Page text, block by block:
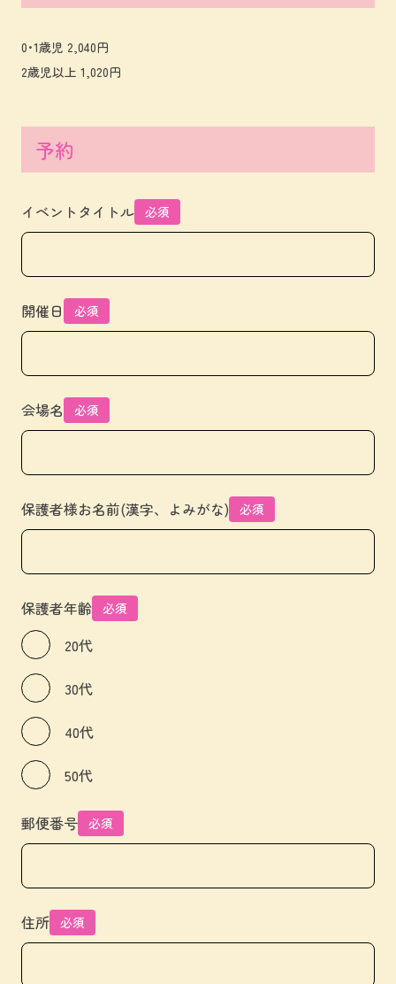
0･1歳児 2,040円
2歳児以上 1,020円
予約
イベントタイトル 必須
開催日 必須
会場名 必須
保護者様お名前(漢字、よみがな) 必須
保護者年齢 必須
20代
30代
40代
50代
郵便番号 必須
住所 必須